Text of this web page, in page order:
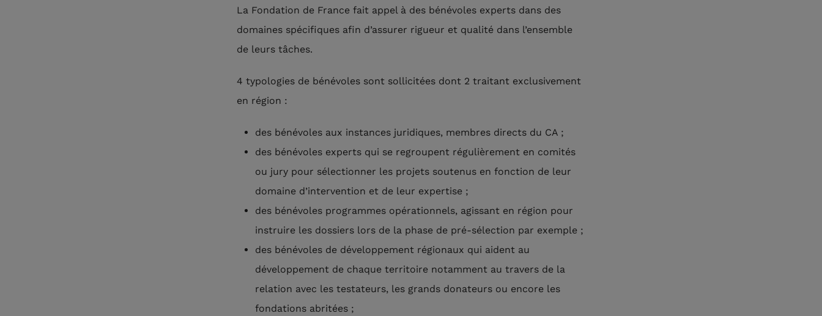
La Fondation de France fait appel à des bénévoles experts dans des
domaines spécifiques afin d’assurer rigueur et qualité dans l’ensemble
de leurs tâches.
4 typologies de bénévoles sont sollicitées dont 2 traitant exclusivement
en région :
des bénévoles aux instances juridiques, membres directs du CA ;
des bénévoles experts qui se regroupent régulièrement en comités
ou jury pour sélectionner les projets soutenus en fonction de leur
domaine d’intervention et de leur expertise ;
des bénévoles programmes opérationnels, agissant en région pour
instruire les dossiers lors de la phase de pré-sélection par exemple ;
des bénévoles de développement régionaux qui aident au
développement de chaque territoire notamment au travers de la
relation avec les testateurs, les grands donateurs ou encore les
fondations abritées ;